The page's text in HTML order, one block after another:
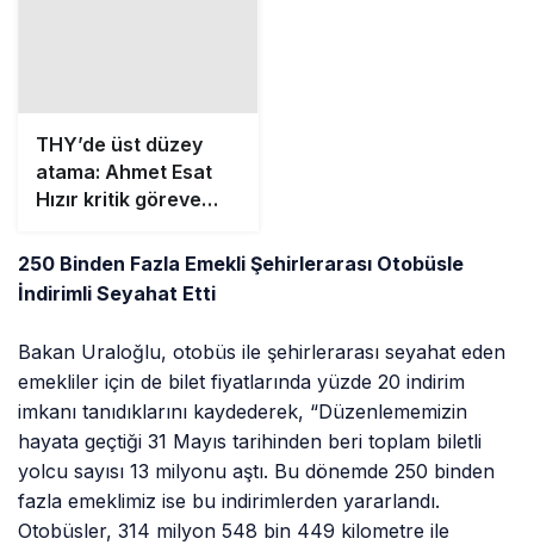
Bakan Uraloğlu, otobüs ile şehirlerarası seyahat eden
emekliler için de bilet fiyatlarında yüzde 20 indirim
imkanı tanıdıklarını kaydederek, “Düzenlememizin
hayata geçtiği 31 Mayıs tarihinden beri toplam biletli
fazla emeklimiz ise bu indirimlerden yararlandı.
Otobüsler, 314 milyon 548 bin 449 kilometre ile
kat etti.” şeklinde konuştu.
5 bin 145 Emekli THY İle Seyahat Etti
Türkiye Yüzyılı’nın mimarı emekliler için havayolu
ulaşımında da kolaylıklar sağlamaya devam ettiklerini
vurgulayan Uraloğlu, “Türk Havayolları ile seyahat